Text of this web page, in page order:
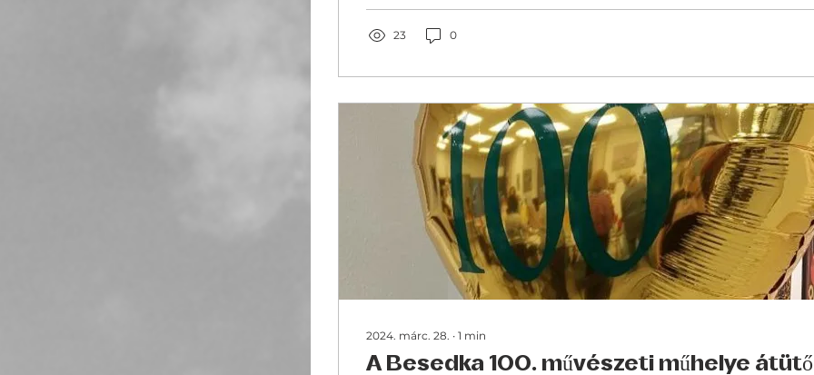
23 0
2024. márc. 28. ∙ 1 min
A Besedka 100. művészeti műhelye átütő